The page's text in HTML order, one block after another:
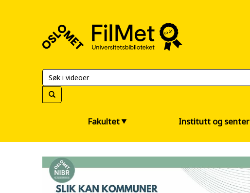
Universitetsbiblioteket
Fakultet Institutt og senter